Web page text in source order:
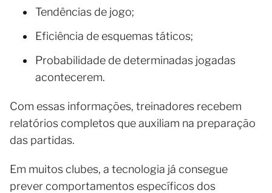
Tendências de jogo;
Eficiência de esquemas táticos;
Probabilidade de determinadas jogadas
acontecerem.
Com essas informações, treinadores recebem
relatórios completos que auxiliam na preparação
das partidas.
Em muitos clubes, a tecnologia já consegue
prever comportamentos específicos dos